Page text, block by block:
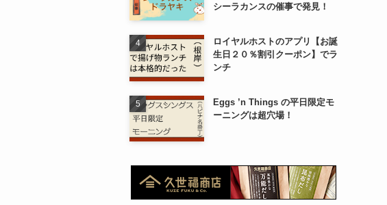
シーラカンスの催事で発見！
ロイヤルホストのアプリ【お誕
生日２０％割引クーポン】でラ
ンチ
Eggs ’n Things の平日限定モ
ーニングは超穴場！